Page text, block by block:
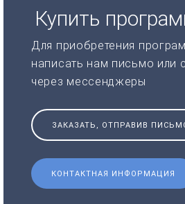
Купить
Для приобретения
написать нам письмо или
через мессенджеры
ЗАКАЗАТЬ, ОТПРАВИВ
КОНТАКТНАЯ ИНФОРМАЦИЯ